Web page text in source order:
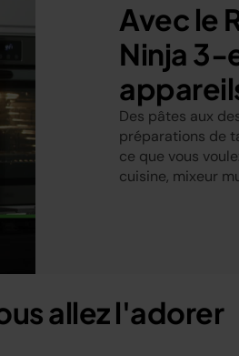
Avec le
Ninja 3-
Des pâtes aux
préparations de
ce que vous
cuisine, mixeur
allez l'adorer